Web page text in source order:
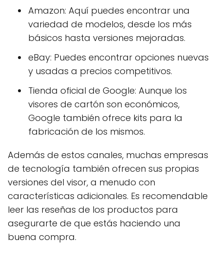
Amazon: Aquí puedes encontrar una
variedad de modelos, desde los más
básicos hasta versiones mejoradas.
eBay: Puedes encontrar opciones nuevas
y usadas a precios competitivos.
Tienda oficial de Google: Aunque los
visores de cartón son económicos,
Google también ofrece kits para la
fabricación de los mismos.
Además de estos canales, muchas empresas
de tecnología también ofrecen sus propias
versiones del visor, a menudo con
características adicionales. Es recomendable
leer las reseñas de los productos para
asegurarte de que estás haciendo una
buena compra.